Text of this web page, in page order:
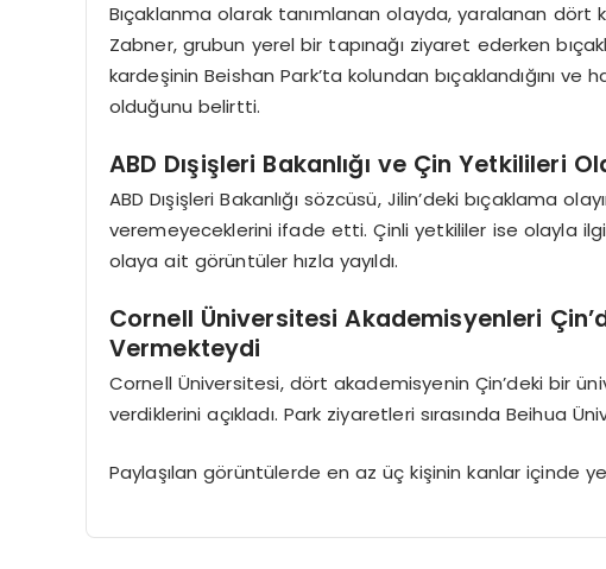
Bıçaklanma olarak tanımlanan olayda, yaralanan dört
Zabner, grubun yerel bir tapınağı ziyaret ederken
kardeşinin Beishan Park’ta kolundan bıçaklandığını
olduğunu belirtti.
ABD Dışişleri Bakanlığı ve Çin Yetkilileri
ABD Dışişleri Bakanlığı sözcüsü, Jilin’deki bıçaklama
veremeyeceklerini ifade etti. Çinli yetkililer ise olayla
olaya ait görüntüler hızla yayıldı.
Cornell Üniversitesi Akademisyenleri
Vermekteydi
Cornell Üniversitesi, dört akademisyenin Çin’deki bir
verdiklerini açıkladı. Park ziyaretleri sırasında Beihua
Paylaşılan görüntülerde en az üç kişinin kanlar içinde